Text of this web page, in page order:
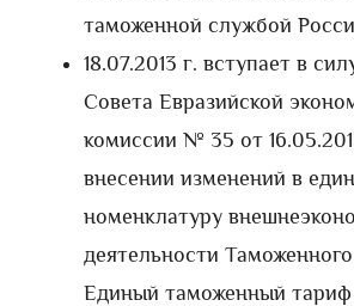
таможенной службой
18.07.2013 г. вступает в
Совета Евразийской
комиссии № 35 от
внесении изменений в
номенклатуру
деятельности
Единый таможенный тариф